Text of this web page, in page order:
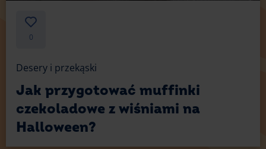
0
Desery i przekąski
Jak przygotować muffinki
czekoladowe z wiśniami na
Halloween?